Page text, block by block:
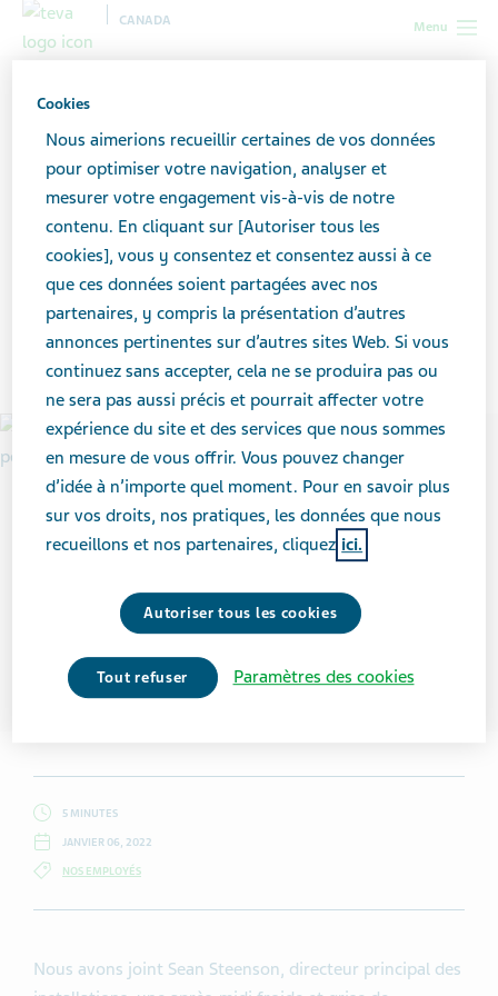
Menu
CANADA
ans
Faites la rencontre de Sean
Steenson, à l’emploi de Teva
Canada depuis plus de 40
ans
5 MINUTES
JANVIER 06, 2022
NOS EMPLOYÉS
Nous avons joint Sean Steenson, directeur principal des
Cookies
Nous aimerions recueillir certaines de vos données
pour optimiser votre navigation, analyser et
mesurer votre engagement vis-à-vis de notre
contenu. En cliquant sur [Autoriser tous les
cookies], vous y consentez et consentez aussi à ce
que ces données soient partagées avec nos
partenaires, y compris la présentation d’autres
annonces pertinentes sur d’autres sites Web. Si vous
continuez sans accepter, cela ne se produira pas ou
ne sera pas aussi précis et pourrait affecter votre
expérience du site et des services que nous sommes
en mesure de vous offrir. Vous pouvez changer
d’idée à n’importe quel moment. Pour en savoir plus
sur vos droits, nos pratiques, les données que nous
recueillons et nos partenaires, cliquez ici.
Autoriser tous les cookies
Tout refuser Paramètres des cookies